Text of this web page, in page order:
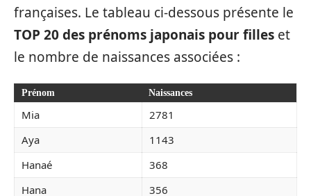
françaises. Le tableau ci-dessous présente le
TOP 20 des prénoms japonais pour filles et
le nombre de naissances associées :
Prénom Naissances
Mia
2781
Aya
1143
Hanaé
368
Hana
356